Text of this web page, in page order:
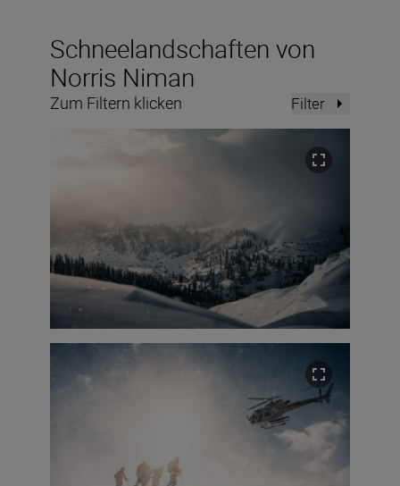
Schneelandschaften von
Norris Niman
Zum Filtern klicken Filter